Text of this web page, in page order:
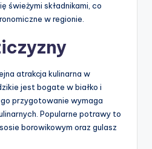
świeżymi składnikami, co
w regionie.
atrakcja kulinarna w
jest bogate w białko i
przygotowanie wymaga
Popularne potrawy to
borowikowym oraz gulasz